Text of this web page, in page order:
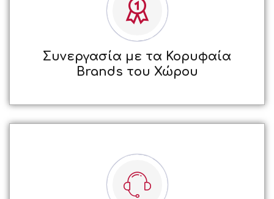
Συνεργασία με τα Κορυφαία
Brands του Χώρου